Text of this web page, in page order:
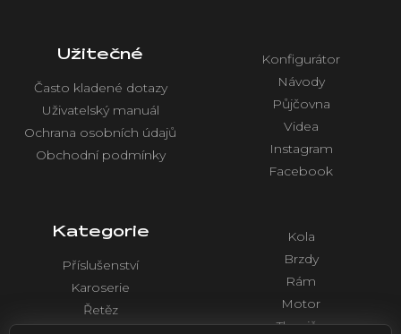
Užitečné
Často kladené dotazy
Uživatelský manuál
Ochrana osobních údajů
Obchodní podmínky
Konfigurátor
Návody
Půjčovna
Videa
Instagram
Facebook
Kategorie
Příslušenství
Karoserie
Řetěz
Kola
Brzdy
Rám
Motor
Tlumiče